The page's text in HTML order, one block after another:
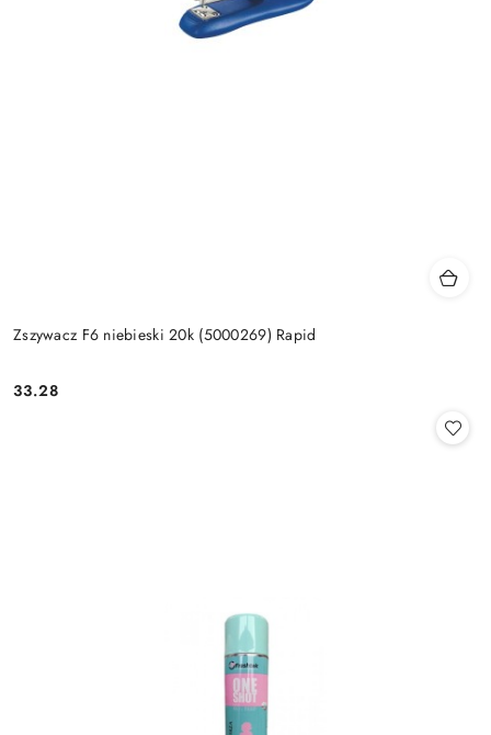
Zszywacz F6 niebieski 20k (5000269) Rapid
Cena:
33.28